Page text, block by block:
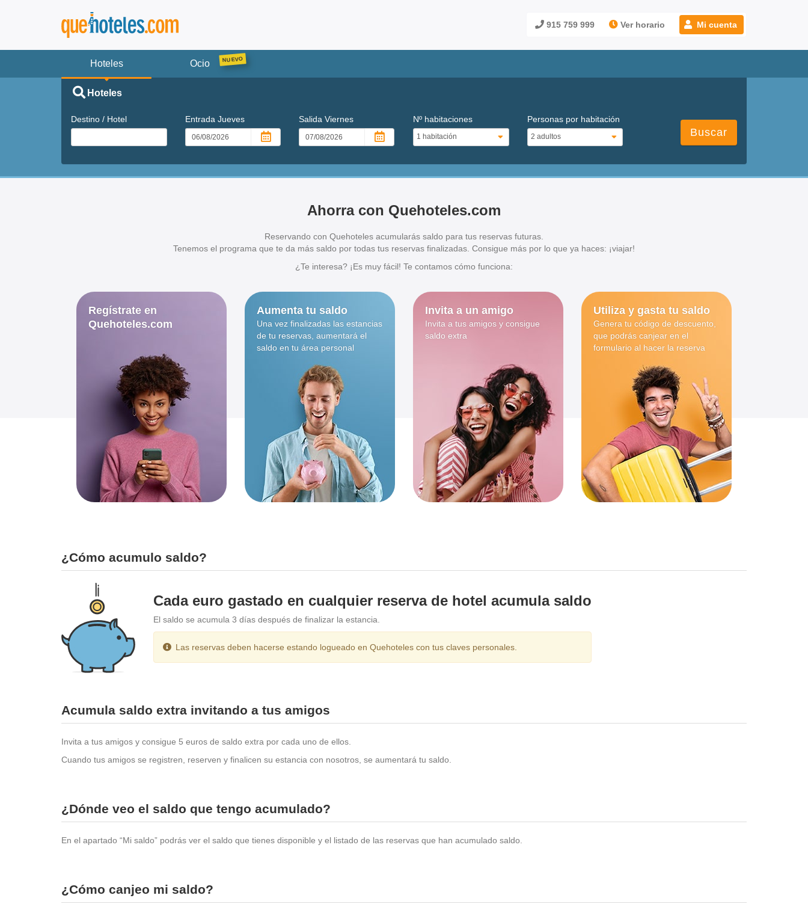
915 759 999 Ver horario Mi cuenta
Hoteles Ocio
Hoteles
Destino / Hotel Entrada Jueves SalidaViernes Nº habitaciones Personas por habitación
Buscar
Ahorra con Quehoteles.com
Reservando con Quehoteles acumularás saldo para tus reservas futuras.
Tenemos el programa que te da más saldo por todas tus reservas finalizadas. Consigue más por lo que ya haces: ¡viajar!
¿Te interesa? ¡Es muy fácil! Te contamos cómo funciona:
Regístrate en
Quehoteles.com
Aumenta tu saldo
Una vez finalizadas las estancias
de tu reservas, aumentará el
saldo en tu área personal
Invita a un amigo
Invita a tus amigos y consigue
saldo extra
Utiliza y gasta tu saldo
Genera tu código de descuento,
que podrás canjear en el
formulario al hacer la reserva
¿Cómo acumulo saldo?
Cada euro gastado en cualquier reserva de hotel acumula saldo
El saldo se acumula 3 días después de finalizar la estancia.
Las reservas deben hacerse estando logueado en Quehoteles con tus claves personales.
Acumula saldo extra invitando a tus amigos
Invita a tus amigos y consigue 5 euros de saldo extra por cada uno de ellos.
Cuando tus amigos se registren, reserven y finalicen su estancia con nosotros, se aumentará tu saldo.
¿Dónde veo el saldo que tengo acumulado?
En el apartado “Mi saldo” podrás ver el saldo que tienes disponible y el listado de las reservas que han acumulado saldo.
¿Cómo canjeo mi saldo?